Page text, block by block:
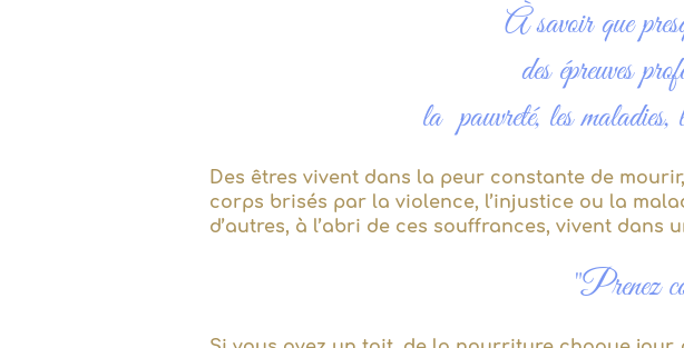
À savoir que
des épreuves
la pauvreté, les maladies,
Des êtres vivent dans la peur constante de
corps brisés par la violence, l’injustice ou la
d’autres, à l’abri de ces souffrances, vivent dans
"Prenez